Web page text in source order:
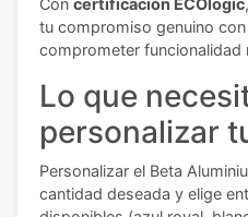
Con certificación ECOlogic
tu compromiso genuino
comprometer funcionalidad
Lo que
personalizar
Personalizar el Beta
cantidad deseada y elige